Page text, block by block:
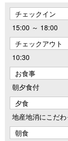
チェックイン
15:00 ～ 18:00
チェックアウト
10:30
お食事
朝夕食付
夕食
地産地消にこだ
朝食